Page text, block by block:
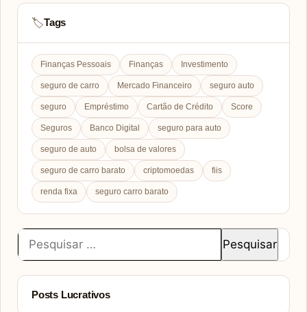
🏷️Tags
Finanças Pessoais Finanças Investimento
seguro de carro Mercado Financeiro seguro auto
seguro Empréstimo Cartão de Crédito Score
Seguros Banco Digital seguro para auto
seguro de auto bolsa de valores
seguro de carro barato criptomoedas fiis
renda fixa seguro carro barato
Pesquisar
por:
Posts Lucrativos